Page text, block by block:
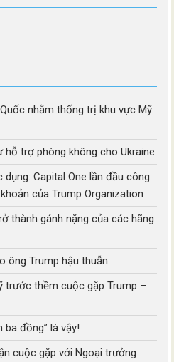
nhằm thống trị khu vực Mỹ
hỗ trợ phòng không cho Ukraine
Capital One lần đầu công
của Trump Organization
thành gánh nặng của các hãng
ông Trump hậu thuẫn
trước thềm cuộc gặp Trump –
ba đồng” là vậy!
cuộc gặp với Ngoại trưởng